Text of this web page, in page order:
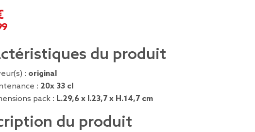
du produit
: original
: 20x 33 cl
pack : L.29,6 x l.23,7 x H.14,7 cm
du produit